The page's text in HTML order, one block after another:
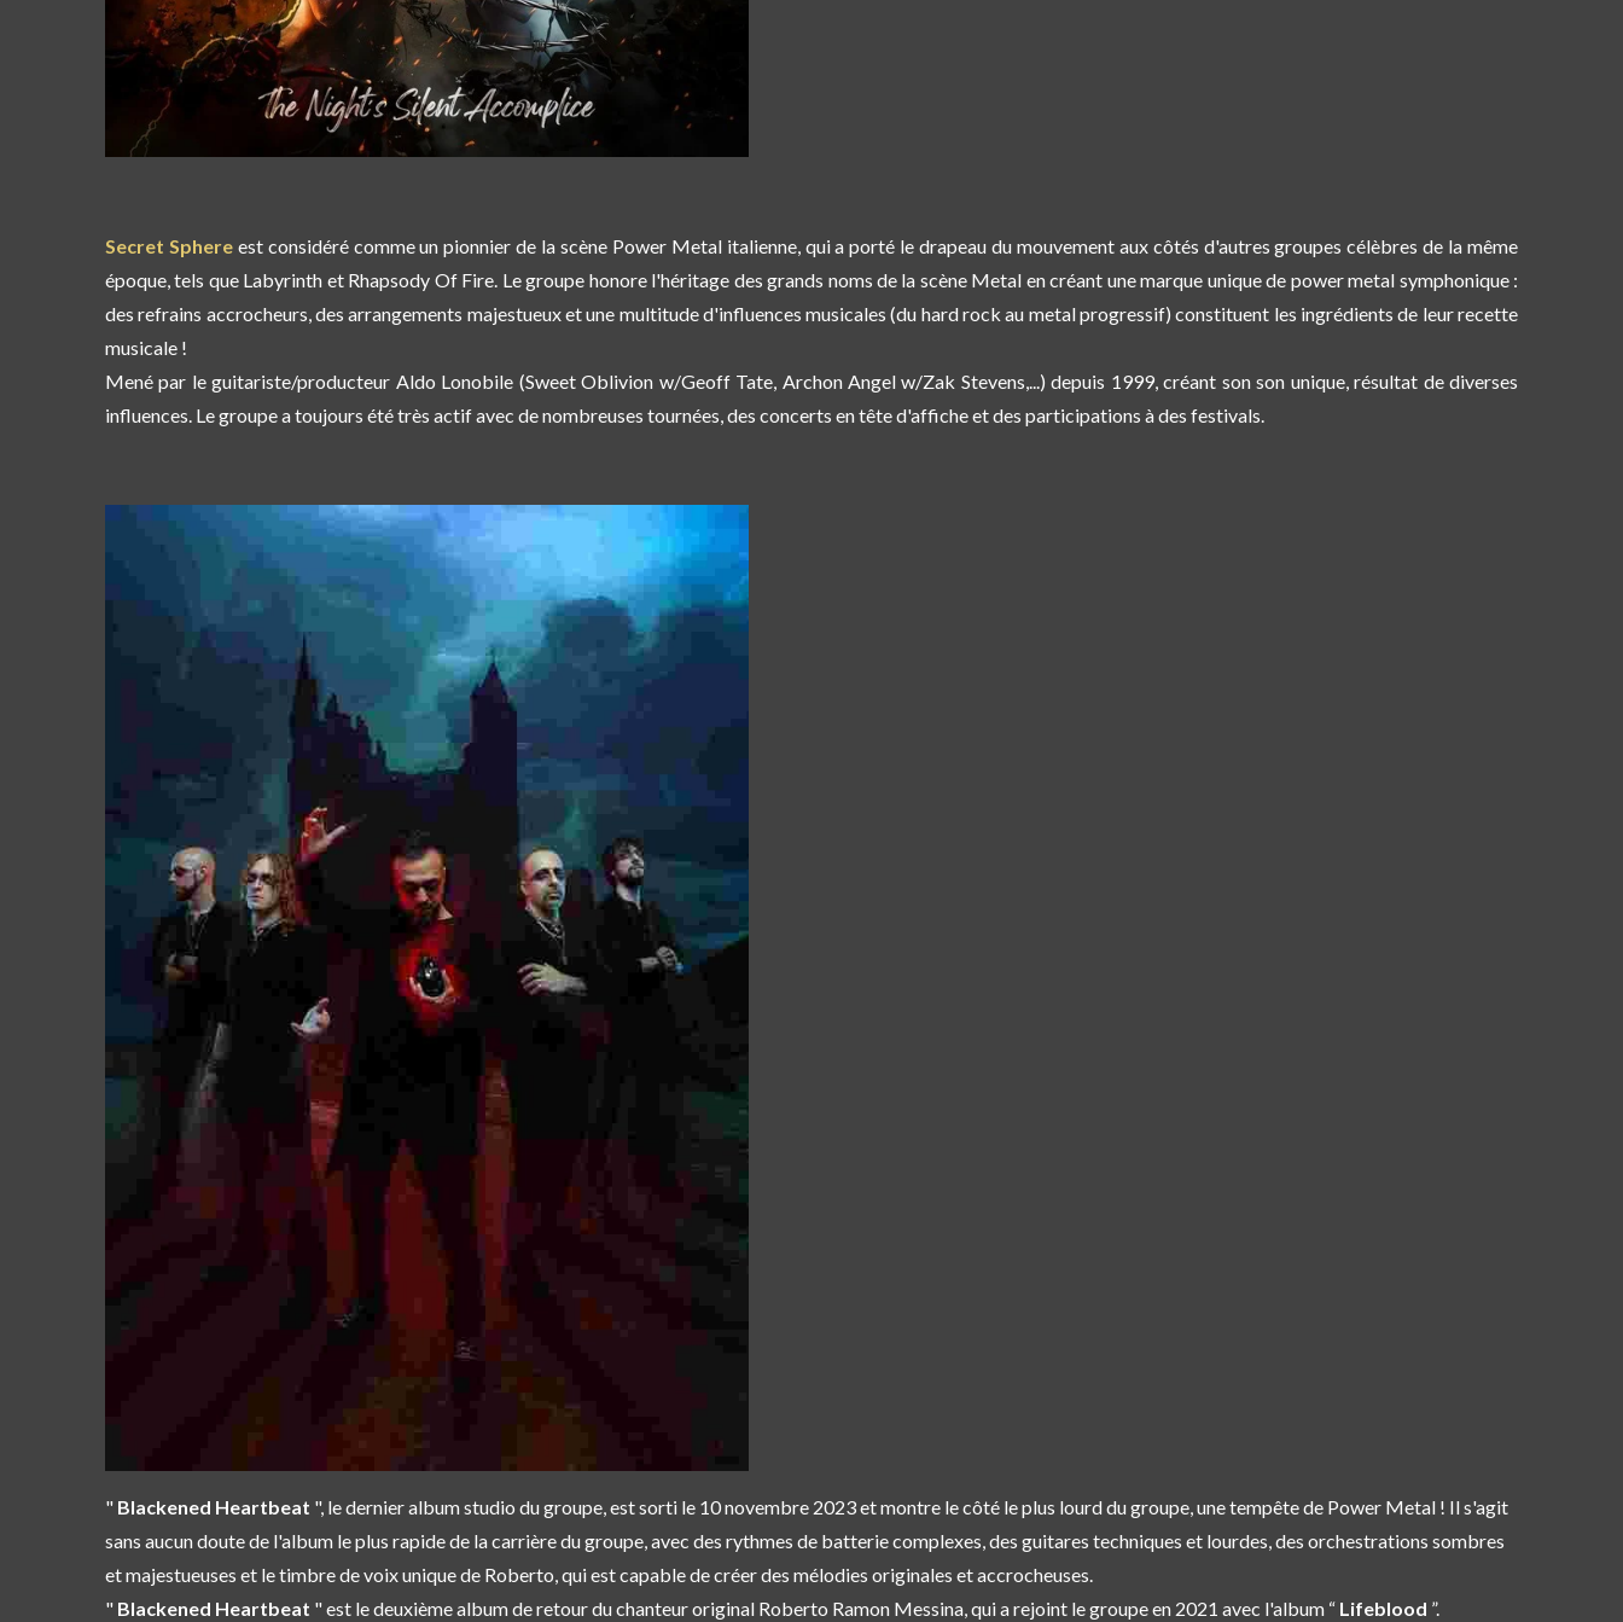
Secret Sphereest considéré comme un pionnier de la scène Power Metal italienne, qui a porté le drapeau du mouvement aux côtés d'autres groupes célèbres de la même
époque, tels que Labyrinth et Rhapsody Of Fire. Le groupe honore l'héritage des grands noms de la scène Metal en créant une marque unique de power metal symphonique :
des refrains accrocheurs, des arrangements majestueux et une multitude d'influences musicales (du hard rock au metal progressif) constituent les ingrédients de leur recette
musicale !
Mené par le guitariste/producteur Aldo Lonobile (Sweet Oblivion w/Geoff Tate, Archon Angel w/Zak Stevens,...) depuis 1999, créant son son unique, résultat de diverses
influences. Le groupe a toujours été très actif avec de nombreuses tournées, des concerts en tête d'affiche et des participations à des festivals.
" Blackened Heartbeat ", le dernier album studio du groupe, est sorti le 10 novembre 2023 et montre le côté le plus lourd du groupe, une tempête de Power Metal ! Il s'agit
sans aucun doute de l'album le plus rapide de la carrière du groupe, avec des rythmes de batterie complexes, des guitares techniques et lourdes, des orchestrations sombres
et majestueuses et le timbre de voix unique de Roberto, qui est capable de créer des mélodies originales et accrocheuses.
" Blackened Heartbeat " est le deuxième album de retour du chanteur original Roberto Ramon Messina, qui a rejoint le groupe en 2021 avec l'album “ Lifeblood ”.